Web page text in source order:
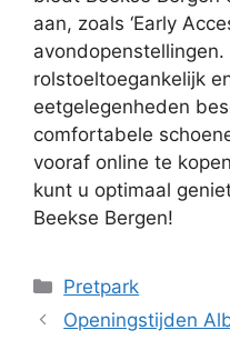
aan, zoals ‘Early
avondopenstellingen.
rolstoeltoegankelijk
eetgelegenheden
comfortabele
vooraf online te
kunt u optimaal
Beekse Bergen!
Categorieën
Pretpark
Openingstijden